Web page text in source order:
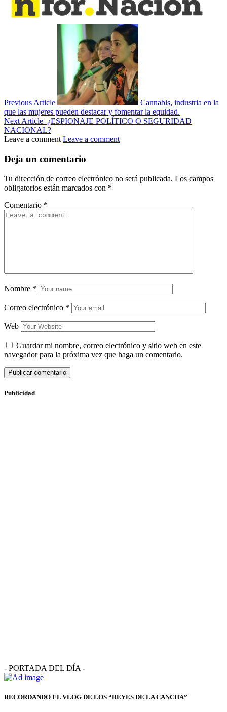
Previous Article
Cannabis, industria en la
que las mujeres pueden destacar y fomentar la equidad.
Next Article ¿ESPIONAJE POLÍTICO O SEGURIDAD
NACIONAL?
Leave a comment Leave a comment
Deja un comentario
Tu dirección de correo electrónico no será publicada. Los campos
obligatorios están marcados con *
Comentario *
Nombre *
Correo electrónico *
Web
Guardar mi nombre, correo electrónico y sitio web en este
navegador para la próxima vez que haga un comentario.
Publicidad
- PORTADA DEL DÍA -
RECORDANDO EL VLOG DE LOS “REYES DE LA CANCHA”